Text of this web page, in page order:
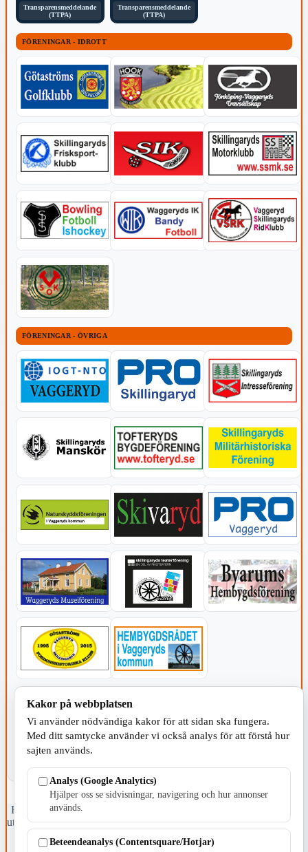
Transparensmeddelande
(TTPA)
Transparensmeddelande
(TTPA)
FÖRENINGAR - IDROTT
FÖRENINGAR - ÖVRIGA
Fristående webbtidningsföretag grundat 1991 som sedan 2002 ger
ut tidningen Skillingaryd.nu och 2010 lanserades Värnamo.nu. Från
april 2026 omfattar Skillingaryd.nu tre kommuner: Gnosjö,
Värnamo och Vaggeryds kommun.
Kakor på webbplatsen
Vi använder nödvändiga kakor för att sidan ska fungera.
Med ditt samtycke använder vi också analys för att förstå hur
sajten används.
Analys (Google Analytics)
Hjälper oss se sidvisningar, navigering och hur annonser
används.
Beteendeanalys (Contentsquare/Hotjar)